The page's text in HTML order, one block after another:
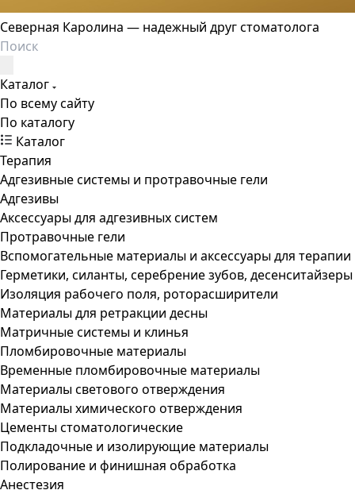
Северная Каролина — надежный друг стоматолога
Каталог
По всему сайту
По каталогу
Каталог
Терапия
Адгезивные системы и протравочные гели
Адгезивы
Аксессуары для адгезивных систем
Протравочные гели
Вспомогательные материалы и аксессуары для терапии
Герметики, силанты, серебрение зубов, десенситайзеры
Изоляция рабочего поля, роторасширители
Материалы для ретракции десны
Матричные системы и клинья
Пломбировочные материалы
Временные пломбировочные материалы
Материалы светового отверждения
Материалы химического отверждения
Цементы стоматологические
Подкладочные и изолирующие материалы
Полирование и финишная обработка
Анестезия